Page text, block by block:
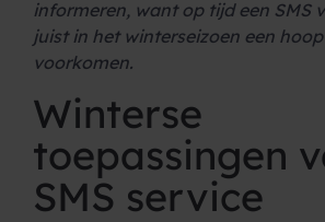
informeren, want op tijd een SMS
juist in het winterseizoen een
voorkomen.
Winterse
toepassingen
SMS service